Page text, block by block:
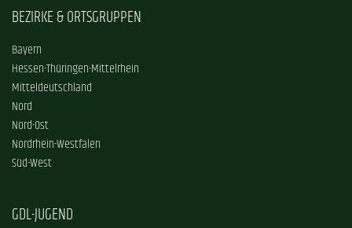
BEZIRKE & ORTSGRUPPEN
Bayern
Hessen-Thüringen-Mittelrhein
Mitteldeutschland
Nord
Nord-Ost
Nordrhein-Westfalen
Süd-West
GDL-JUGEND